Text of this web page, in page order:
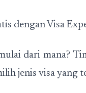
dengan Visa
dari mana?
jenis visa yang